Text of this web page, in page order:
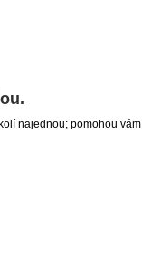
najednou; pomohou vám